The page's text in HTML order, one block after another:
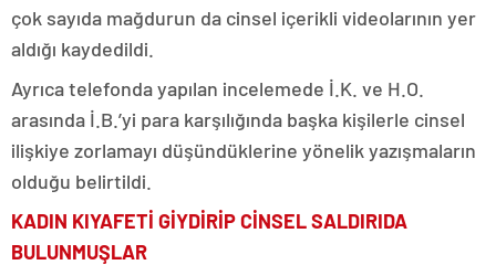
çok sayıda mağdurun da cinsel içerikli videolarının yer
aldığı kaydedildi.
Ayrıca telefonda yapılan incelemede İ.K. ve H.O.
arasında İ.B.’yi para karşılığında başka kişilerle cinsel
ilişkiye zorlamayı düşündüklerine yönelik yazışmaların
olduğu belirtildi.
KADIN KIYAFETİ GİYDİRİP CİNSEL SALDIRIDA
BULUNMUŞLAR